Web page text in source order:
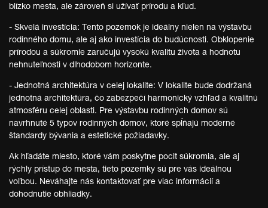
blízko mesta, ale zároveň si užívať prírodu a kľud.
- Skvelá investícia: Tento pozemok je ideálny nielen na výstavbu
rodinného domu, ale aj ako investícia do budúcnosti. Obklopenie
prírodou a súkromie zaručujú vysokú kvalitu života a hodnotu
nehnuteľnosti v dlhodobom horizonte.
- Jednotná architektúra v celej lokalite: V lokalite bude dodržaná
jednotná architektúra, čo zabezpečí harmonický vzhľad a kvalitnú
atmosféru celej oblasti. Pre výstavbu rodinných domov sú
navrhnuté 5 typov rodinných domov, ktoré spĺňajú moderné
štandardy bývania a estetické požiadavky.
Ak hľadáte miesto, ktoré vám poskytne pocit súkromia, ale aj
rýchly prístup do mesta, tieto pozemky sú pre vás ideálnou
voľbou. Neváhajte nás kontaktovať pre viac informácií a
dohodnutie obhliadky.